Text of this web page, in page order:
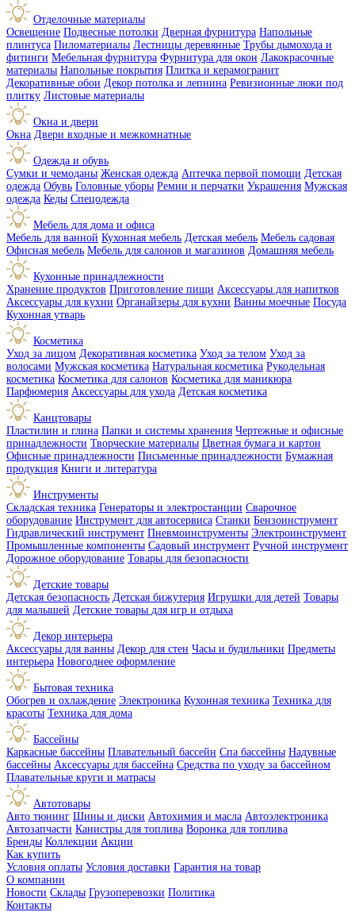
Отделочные материалы
Освещение Подвесные потолки Дверная фурнитура Напольные
плинтуса Пиломатериалы Лестницы деревянные Трубы дымохода и
фитинги Мебельная фурнитура Фурнитура для окон Лакокрасочные
материалы Напольные покрытия Плитка и керамогранит
Декоративные обои Декор потолка и лепнина Ревизионные люки под
плитку Листовые материалы
Окна и двери
Окна Двери входные и межкомнатные
Одежда и обувь
Сумки и чемоданы Женская одежда Аптечка первой помощи Детская
одежда Обувь Головные уборы Ремни и перчатки Украшения Мужская
одежда Кеды Спецодежда
Мебель для дома и офиса
Мебель для ванной Кухонная мебель Детская мебель Мебель садовая
Офисная мебель Мебель для салонов и магазинов Домашняя мебель
Кухонные принадлежности
Хранение продуктов Приготовление пищи Аксессуары для напитков
Аксессуары для кухни Органайзеры для кухни Ванны моечные Посуда
Кухонная утварь
Косметика
Уход за лицом Декоративная косметика Уход за телом Уход за
волосами Мужская косметика Натуральная косметика Рукодельная
косметика Косметика для салонов Косметика для маникюра
Парфюмерия Аксессуары для ухода Детская косметика
Канцтовары
Пластилин и глина Папки и системы хранения Чертежные и офисные
принадлежности Творческие материалы Цветная бумага и картон
Офисные принадлежности Письменные принадлежности Бумажная
продукция Книги и литература
Инструменты
Складская техника Генераторы и электростанции Сварочное
оборудование Инструмент для автосервиса Станки Бензоинструмент
Гидравлический инструмент Пневмоинструменты Электроинструмент
Промышленные компоненты Садовый инструмент Ручной инструмент
Дорожное оборудование Товары для безопасности
Детские товары
Детская безопасность Детская бижутерия Игрушки для детей Товары
для малышей Детские товары для игр и отдыха
Декор интерьера
Аксессуары для ванны Декор для стен Часы и будильники Предметы
интерьера Новогоднее оформление
Бытовая техника
Обогрев и охлаждение Электроника Кухонная техника Техника для
красоты Техника для дома
Бассейны
Каркасные бассейны Плавательный бассейн Спа бассейны Надувные
бассейны Аксессуары для бассейна Средства по уходу за бассейном
Плавательные круги и матрасы
Автотовары
Авто тюнинг Шины и диски Автохимия и масла Автоэлектроника
Автозапчасти Канистры для топлива Воронка для топлива
Бренды Коллекции Акции
Как купить
Условия оплаты Условия доставки Гарантия на товар
О компании
Новости Склады Грузоперевозки Политика
Контакты